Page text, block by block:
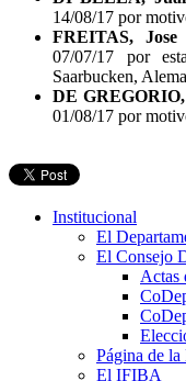
14/08/17 por
FREITAS, Jose
07/07/17 por
Saarbucken,
DE
01/08/17 por
Institucional
El
El Consejo
Actas
Página de
El IFIBA